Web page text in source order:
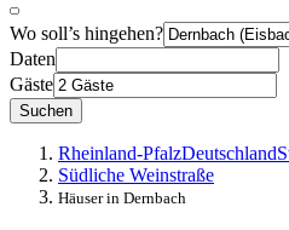
Wo soll’s hingehen?
Daten
Gäste
Suchen
Rheinland-PfalzDeutschland
Südliche Weinstraße
Häuser in Dernbach